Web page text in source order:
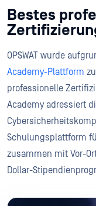
Bestes
OPSWAT wurde
Academy-Plattform
professionelle
Academy adressiert
Schulungsplattform
zusammen mit Vor-
Dollar-